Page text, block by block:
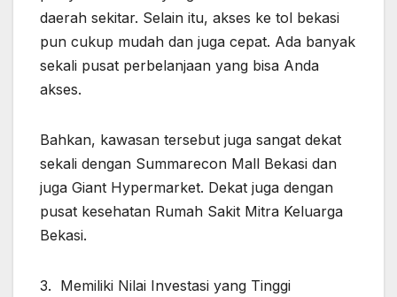
daerah sekitar. Selain itu, akses ke tol bekasi
pun cukup mudah dan juga cepat. Ada banyak
sekali pusat perbelanjaan yang bisa Anda
akses.
Bahkan, kawasan tersebut juga sangat dekat
sekali dengan Summarecon Mall Bekasi dan
juga Giant Hypermarket. Dekat juga dengan
pusat kesehatan Rumah Sakit Mitra Keluarga
Bekasi.
3. Memiliki Nilai Investasi yang Tinggi